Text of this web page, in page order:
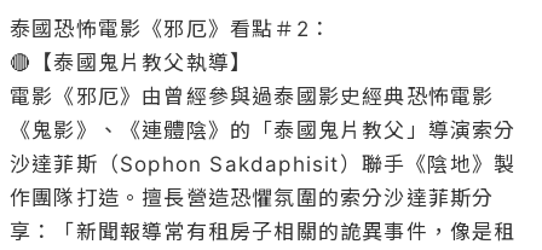
泰國恐怖電影《邪厄》看點＃2：
🔴【泰國鬼片教父執導】
電影《邪厄》由曾經參與過泰國影史經典恐怖電影
《鬼影》、《連體陰》的「泰國鬼片教父」導演索分
沙達菲斯（Sophon Sakdaphisit）聯手《陰地》製
作團隊打造。擅長營造恐懼氛圍的索分沙達菲斯分
享：「新聞報導常有租房子相關的詭異事件，像是租